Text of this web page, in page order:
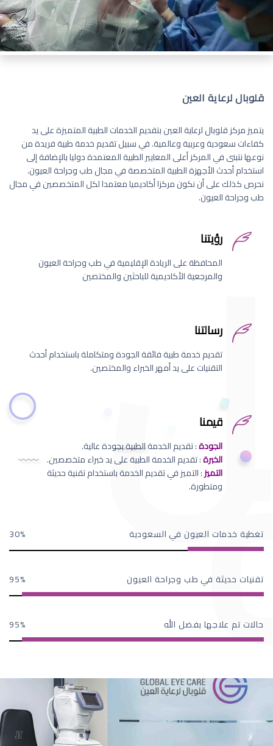
قلوبال لرعاية العين
يتميز مركز قلوبال لرعاية العين بتقديم الخدمات الطبية المتميزة على يد
كفاءات سعودية وعربية وعالمية. في سبيل تقديم خدمة طبية فريدة من
نوعها نتبنى في المركز أعلى المعايير الطبية المعتمدة دوليا بالإضافة إلى
استخدام أحدث الأجهزة الطبية المتخصصة في مجال طب وجراحة العيون.
نحرص كذلك على أن نكون مركزا أكاديميا معتمدا لكل المتخصصين في مجال
طب وجراحة العيون.
رؤيتنا
المحافظة على الريادة الإقليمية في طب وجراحة العيون
والمرجعية الأكاديمية للباحثين والمختصين
رسالتنا
تقديم خدمة طبية فائقة الجودة ومتكاملة باستخدام أحدث
التقنيات على يد أمهر الخبراء والمختصين.
قيمنا
الجودة: تقديم الخدمة الطبية بجودة عالية.
الخبرة: تقديم الخدمة الطبية على يد خبراء متخصصين.
التميز: التميز في تقديم الخدمة باستخدام تقنية حديثة
ومتطورة.
تغطية خدمات العيون في السعودية 30
تقنيات حديثة في طب وجراحة العيون 95
حالات تم علاجها بفضل الله 95